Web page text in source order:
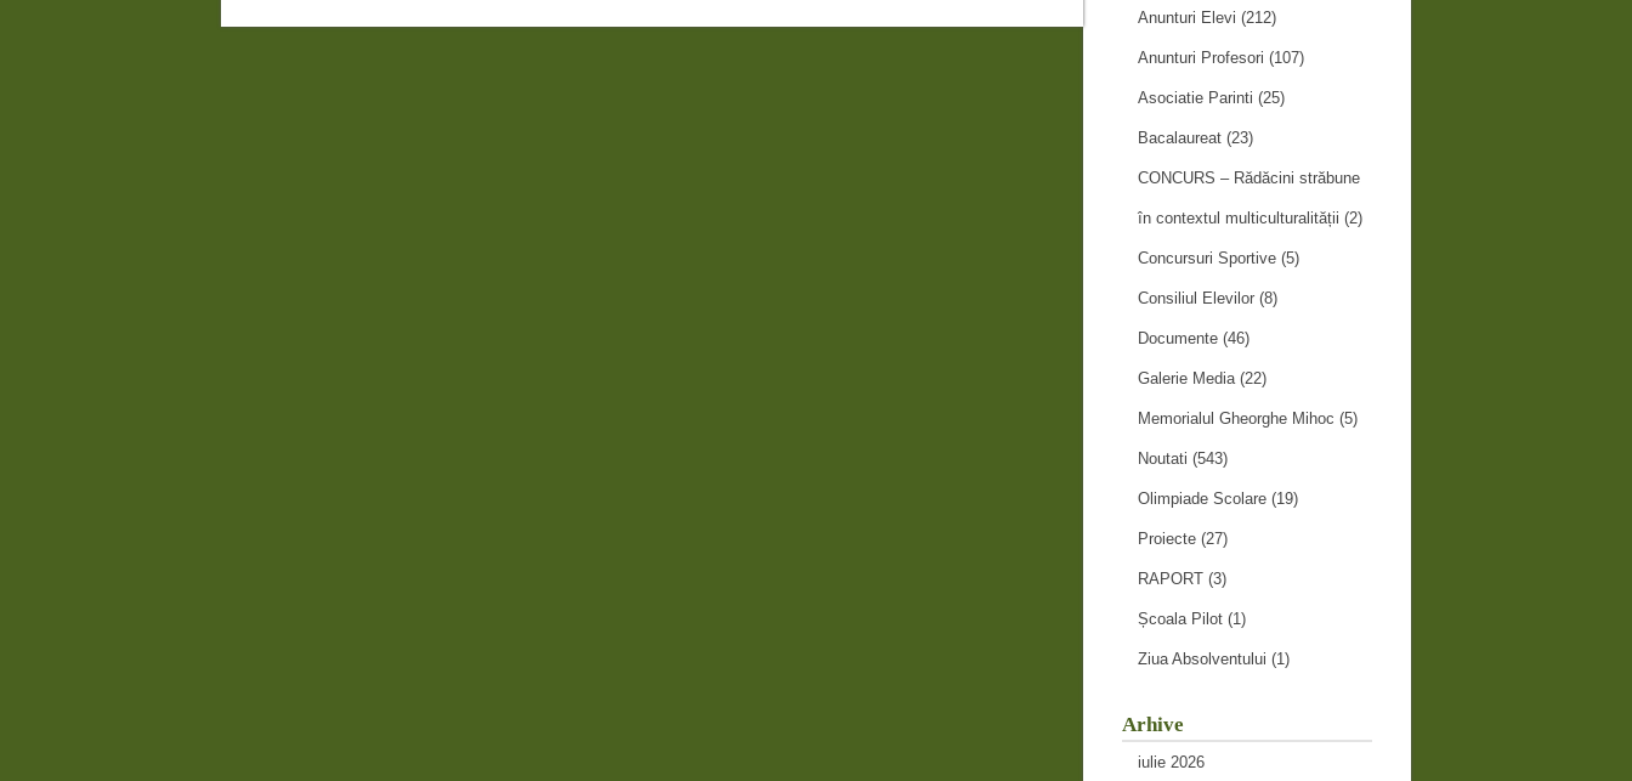
Anunturi Elevi (212)
Anunturi Profesori (107)
Asociatie Parinti (25)
Bacalaureat (23)
CONCURS – Rădăcini străbune
în contextul multiculturalității (2)
Concursuri Sportive (5)
Consiliul Elevilor (8)
Documente (46)
Galerie Media (22)
Memorialul Gheorghe Mihoc (5)
Noutati (543)
Olimpiade Scolare (19)
Proiecte (27)
RAPORT (3)
Școala Pilot (1)
Ziua Absolventului (1)
Arhive
iulie 2026